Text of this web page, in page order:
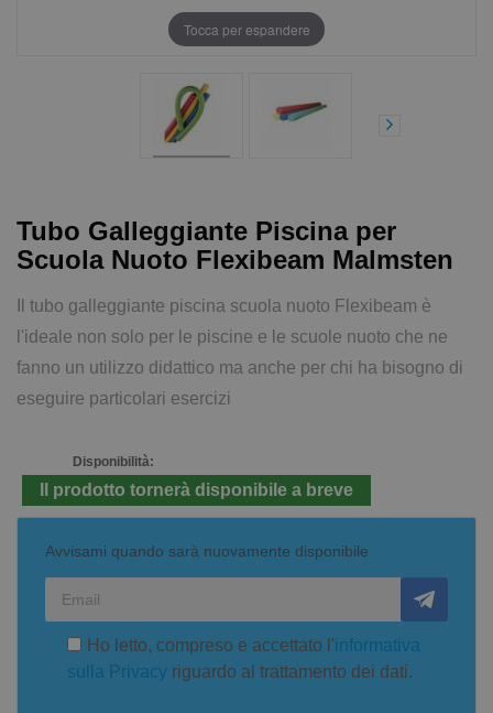
Tocca per espandere
Tubo Galleggiante Piscina per
Scuola Nuoto Flexibeam Malmsten
Il tubo galleggiante piscina scuola nuoto Flexibeam è
l'ideale non solo per le piscine e le scuole nuoto che ne
fanno un utilizzo didattico ma anche per chi ha bisogno di
eseguire particolari esercizi
Disponibilità:
Il prodotto tornerà disponibile a breve
Avvisami quando sarà nuovamente disponibile
Ho letto, compreso e accettato l'informativa
sulla Privacy riguardo al trattamento dei dati.